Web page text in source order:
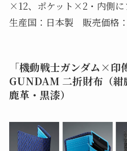
×12、ポケット×2・内側に
生産国：日本製 販売価格
「機動戦士ガンダム×
GUNDAM 二折財布（紺
鹿革・黒漆）